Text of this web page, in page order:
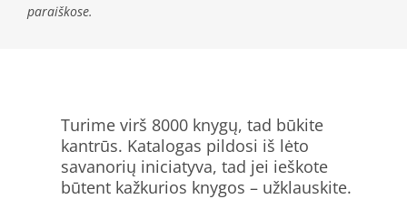
paraiškose.
Turime virš 8000 knygų, tad būkite
kantrūs. Katalogas pildosi iš lėto
savanorių iniciatyva, tad jei ieškote
būtent kažkurios knygos – užklauskite.